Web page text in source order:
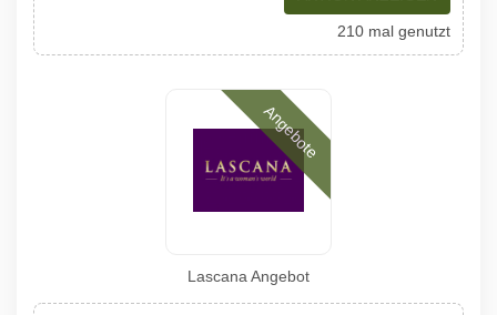
210 mal genutzt
Angebote
Lascana Angebot